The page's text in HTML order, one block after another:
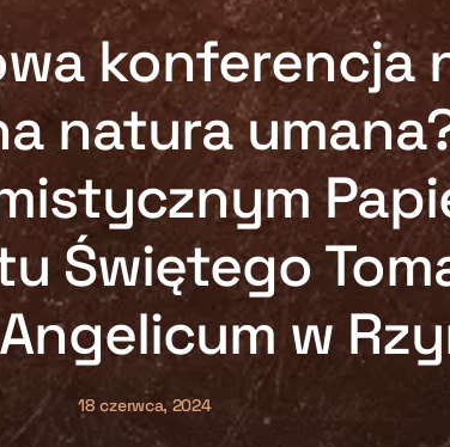
konferencja
natura
Świętego
w
18 czerwca, 2024